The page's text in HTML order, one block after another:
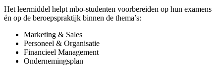
Het leermiddel helpt mbo-studenten voorbereiden op hun examens
én op de beroepspraktijk binnen de thema’s:
Marketing & Sales
Personeel & Organisatie
Financieel Management
Ondernemingsplan